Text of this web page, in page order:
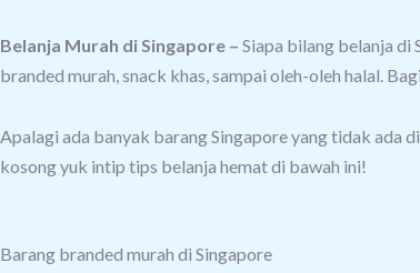
Belanja Murah di Singapore – Siapa bilang belanja di
branded murah, snack khas, sampai oleh-oleh halal.
Apalagi ada banyak barang Singapore yang tidak ada
kosong yuk intip tips belanja hemat di bawah ini!
Barang branded murah di Singapore